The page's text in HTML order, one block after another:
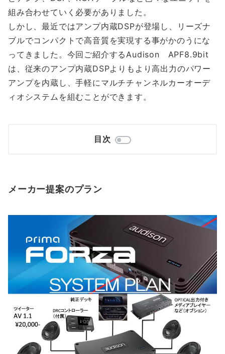
組み合わせていく必要がありました。
しかし、最近ではアンプ内蔵DSPが登場し、リーズナ
ブルでコンパクトで高音質を実現する事がかのうにな
ってきました。今回ご紹介するAudison APF8.9bit
は、従来のアンプ内蔵DSPよりもより高出力のパワー
アンプを内蔵し、手軽にマルチチャンネルカーオーデ
ィオシステムを組むことができます。
目次
メーカー提案のプラン